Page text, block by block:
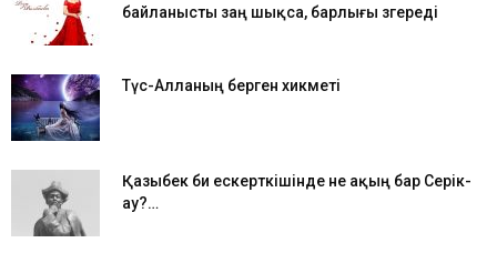
байланысты заң шықса, барлығы өзгереді
Түс-Алланың берген хикметі
Қазыбек би ескерткішінде не ақың бар Серік-
ау?…